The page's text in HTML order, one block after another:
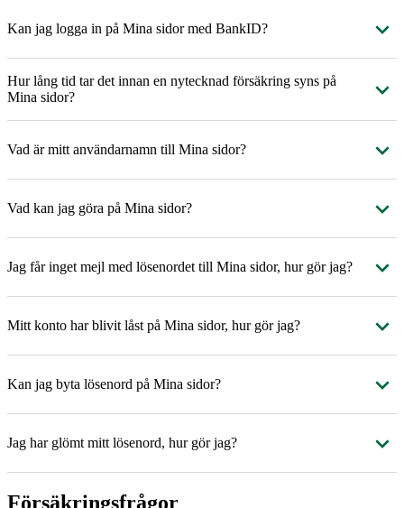
Kan jag logga in på Mina sidor med BankID?
Hur lång tid tar det innan en nytecknad försäkring syns på
Mina sidor?
Vad är mitt användarnamn till Mina sidor?
Vad kan jag göra på Mina sidor?
Jag får inget mejl med lösenordet till Mina sidor, hur gör jag?
Mitt konto har blivit låst på Mina sidor, hur gör jag?
Kan jag byta lösenord på Mina sidor?
Jag har glömt mitt lösenord, hur gör jag?
Försäkringsfrågor